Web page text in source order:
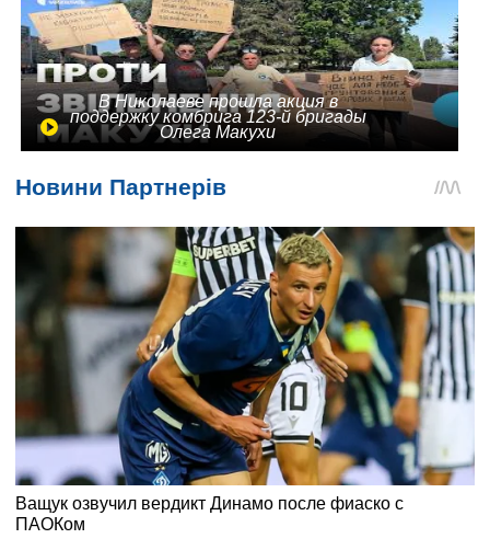
В Николаеве прошла акция в
поддержку комбрига 123-й бригады
Олега Макухи